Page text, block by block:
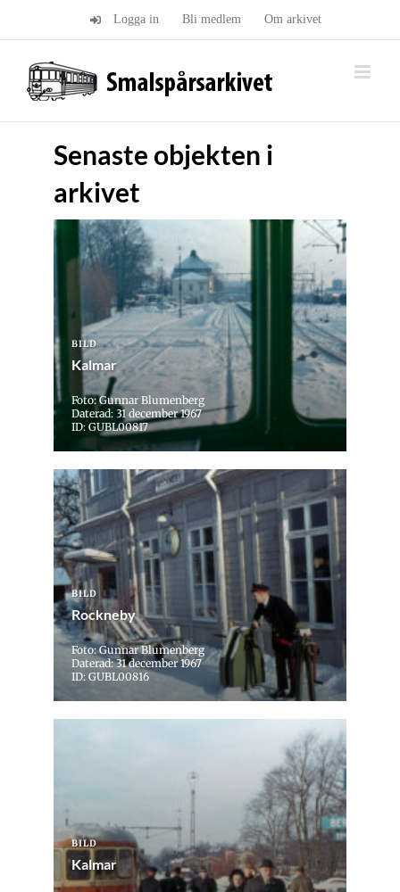
Logga in Bli medlem Om arkivet
Senaste objekten i
arkivet
BILD
Kalmar
Foto: Gunnar Blumenberg
Daterad: 31 december 1967
ID: GUBL00817
BILD
Rockneby
Foto: Gunnar Blumenberg
Daterad: 31 december 1967
ID: GUBL00816
BILD
Kalmar